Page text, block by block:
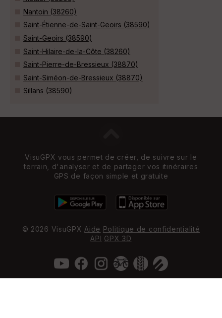
Nantoin (38260)
Saint-Étienne-de-Saint-Geoirs (38590)
Saint-Geoirs (38590)
Saint-Hilaire-de-la-Côte (38260)
Saint-Pierre-de-Bressieux (38870)
Saint-Siméon-de-Bressieux (38870)
Sillans (38590)
VisuGPX vous permet de créer, de suivre sur le
terrain, d'analyser et de partager vos itinéraires
GPS de façon simple et gratuite
© 2026 VisuGPXAide Politique de confidentialité
API GPX 3D